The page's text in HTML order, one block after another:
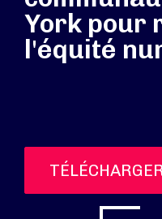
York pour
l'équité